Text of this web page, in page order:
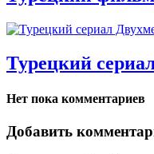
Турецкий
Нет пока комментариев
Добавить